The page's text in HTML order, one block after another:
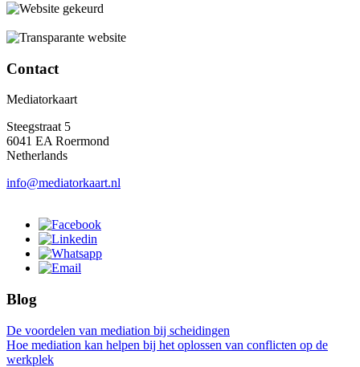
Contact
Mediatorkaart
Steegstraat 5
6041 EA Roermond
Netherlands
info@mediatorkaart.nl
Blog
De voordelen van mediation bij scheidingen
Hoe mediation kan helpen bij het oplossen van conflicten op de
werkplek